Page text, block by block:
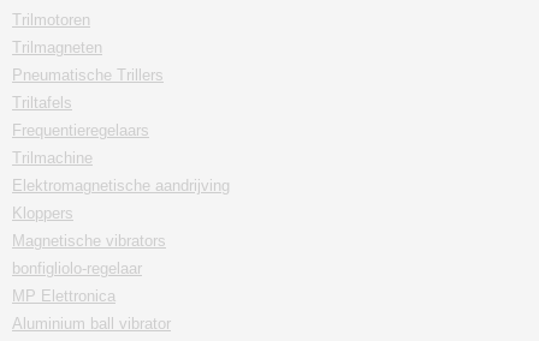
Trilmotoren
Trilmagneten
Pneumatische Trillers
Triltafels
Frequentieregelaars
Trilmachine
Elektromagnetische aandrijving
Kloppers
Magnetische vibrators
bonfigliolo-regelaar
MP Elettronica
Aluminium ball vibrator